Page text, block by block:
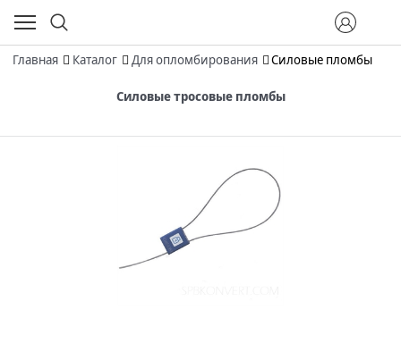
Главная Каталог Для опломбирования Силовые пломбы
Силовые тросовые пломбы